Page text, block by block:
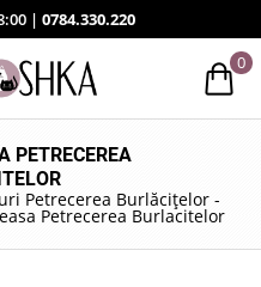
| 0784.330.220
0
PETRECEREA
Petrecerea Burlăcițelor -
Petrecerea Burlacitelor